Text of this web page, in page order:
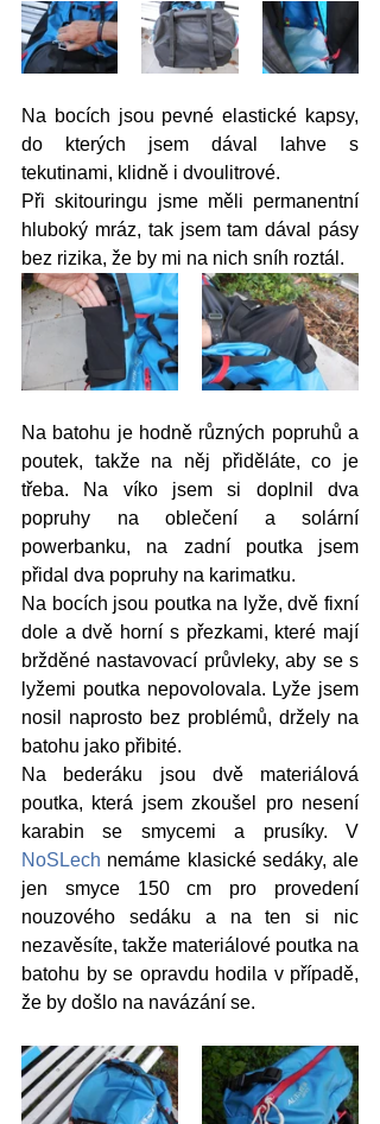
Na bocích jsou pevné elastické kapsy,
do kterých jsem dával lahve s
tekutinami, klidně i dvoulitrové.
Při skitouringu jsme měli permanentní
hluboký mráz, tak jsem tam dával pásy
bez rizika, že by mi na nich sníh roztál.
Na batohu je hodně různých popruhů a
poutek, takže na něj přiděláte, co je
třeba. Na víko jsem si doplnil dva
popruhy na oblečení a solární
powerbanku, na zadní poutka jsem
přidal dva popruhy na karimatku.
Na bocích jsou poutka na lyže, dvě fixní
dole a dvě horní s přezkami, které mají
bržděné nastavovací průvleky, aby se s
lyžemi poutka nepovolovala. Lyže jsem
nosil naprosto bez problémů, držely na
batohu jako přibité.
Na bederáku jsou dvě materiálová
poutka, která jsem zkoušel pro nesení
NoSLech nemáme klasické sedáky, ale
jen smyce 150 cm pro provedení
nouzového sedáku a na ten si nic
nezavěsíte, takže materiálové poutka na
batohu by se opravdu hodila v případě,
že by došlo na navázání se.